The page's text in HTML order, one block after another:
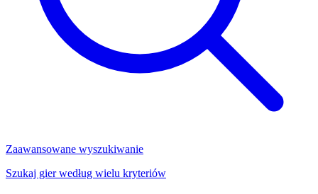
Zaawansowane wyszukiwanie
Szukaj gier według wielu kryteriów